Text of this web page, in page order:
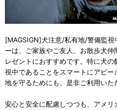
[MAGSIGN]犬注意/私有地/警備監
ーは、ご家族やご友人、お散歩犬
レゼントにおすすめです。特に犬
視中であることをスマートにアピ
地を守るためにも、是非ご利用いた
安心と安全に配慮しつつも、アメ